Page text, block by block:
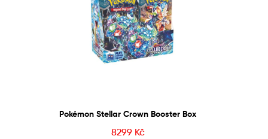
Pokémon Stellar Crown Booster Box
8299 Kč